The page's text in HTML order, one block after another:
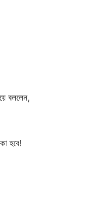
বললেন,
হবে!